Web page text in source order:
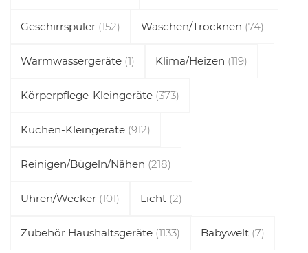
Geschirrspüler (152) Waschen/Trocknen (74)
Warmwassergeräte (1) Klima/Heizen (119)
Körperpflege-Kleingeräte (373)
Küchen-Kleingeräte (912)
Reinigen/Bügeln/Nähen (218)
Uhren/Wecker (101) Licht (2)
Zubehör Haushaltsgeräte (1133) Babywelt (7)